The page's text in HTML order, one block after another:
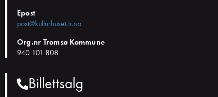
Epost
post@kulturhuset.tr.no
Org.nr Tromsø Kommune
940 101 808
Billettsalg